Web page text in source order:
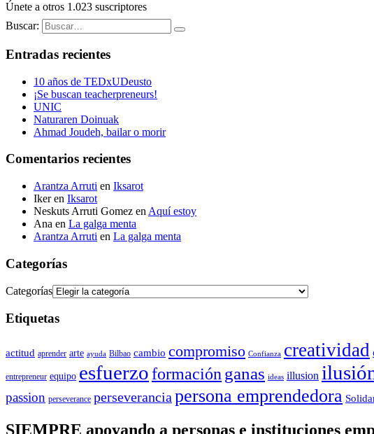
Únete a otros 1.023 suscriptores
Buscar:
Entradas recientes
10 años de TEDxUDeusto
¡Se buscan teacherpreneurs!
UNIC
Naturaren Doinuak
Ahmad Joudeh, bailar o morir
Comentarios recientes
Arantza Arruti en Iksarot
Ikeren Iksarot
Neskuts Arruti Gomez en Aquí estoy
Ana en La galga menta
Arantza Arruti en La galga menta
Categorías
Categorías
Etiquetas
actitud aprender arte ayuda Bilbao cambio compromiso Confianza creatividad
entrepreneur equipo esfuerzoformación ganas ideas illusion
passion perseverance perseverancia persona emprendedora
SIEMPRE apoyando a personas e instituciones